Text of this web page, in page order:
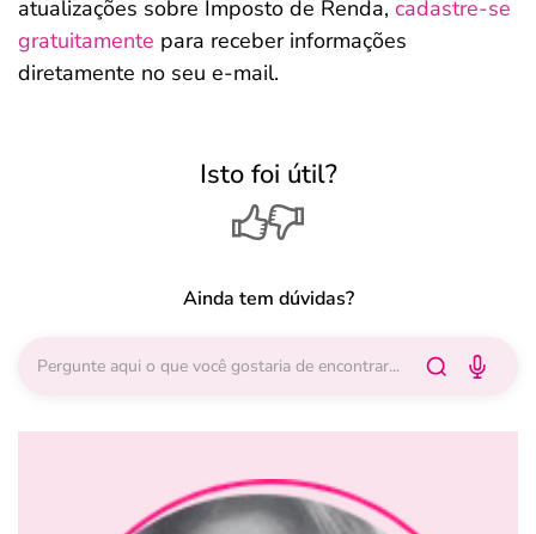
atualizações sobre Imposto de Renda, cadastre-se
gratuitamente para receber informações
diretamente no seu e-mail.
Isto foi útil?
Ainda tem dúvidas?